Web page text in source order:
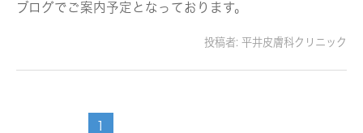
ブログでご案内予定となっております。
投稿者: 平井皮膚科クリニック
1